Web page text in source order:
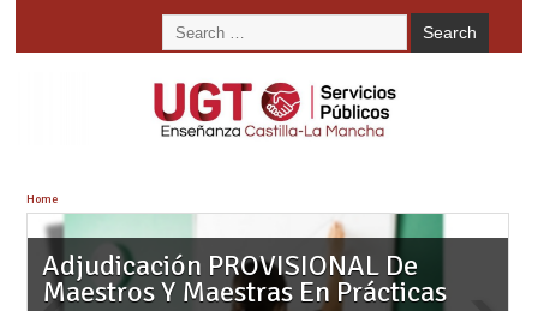
Home
Adjudicación PROVISIONAL De
Maestros Y Maestras En Prácticas